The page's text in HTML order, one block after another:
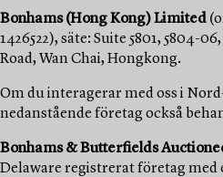
Bonhams (Hong Kong) Limited
1426522), säte: Suite 5801, 5804-
Road, Wan Chai, Hongkong.
Om du interagerar med oss i
nedanstående företag också
Bonhams & Butterfields
Delaware registrerat företag